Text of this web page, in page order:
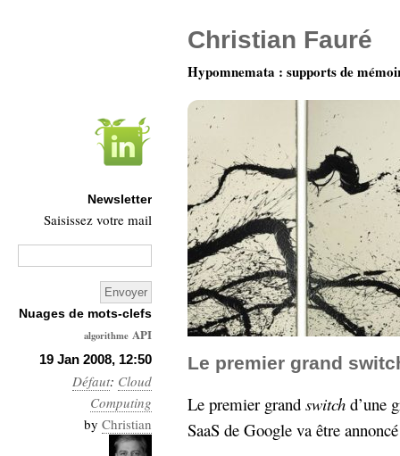
19 Jan 2008, 12:50
Défaut: Cloud
Computing
by Christian
Le premier grand
Le premier grand switch d’une
SaaS de Google va être
Christian Fauré
Hypomnemata : supports de
Newsletter
Saisissez votre mail
Nuages de mots-clefs
algorithme API
Architecture
Ars-
Industrialis
business_model